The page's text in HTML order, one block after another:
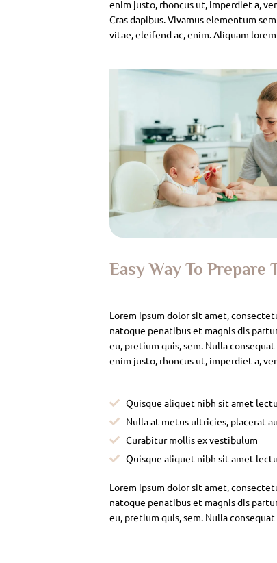
enim justo, rhoncus ut, imperdiet a,
Cras dapibus. Vivamus elementum
vitae, eleifend ac, enim. Aliquam
Easy Way To Prepare
Lorem ipsum dolor sit amet,
natoque penatibus et magnis dis
eu, pretium quis, sem. Nulla
enim justo, rhoncus ut, imperdiet a,
Quisque aliquet nibh sit amet
Nulla at metus ultricies, placerat
Curabitur mollis ex vestibulum
Quisque aliquet nibh sit amet
Lorem ipsum dolor sit amet,
natoque penatibus et magnis dis
eu, pretium quis, sem. Nulla consequat